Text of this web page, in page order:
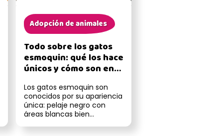
Adopción de animales
Todo sobre los gatos
esmoquin: qué los hace
únicos y cómo son en
Los gatos esmoquin son
conocidos por su apariencia
única: pelaje negro con
áreas blancas bien